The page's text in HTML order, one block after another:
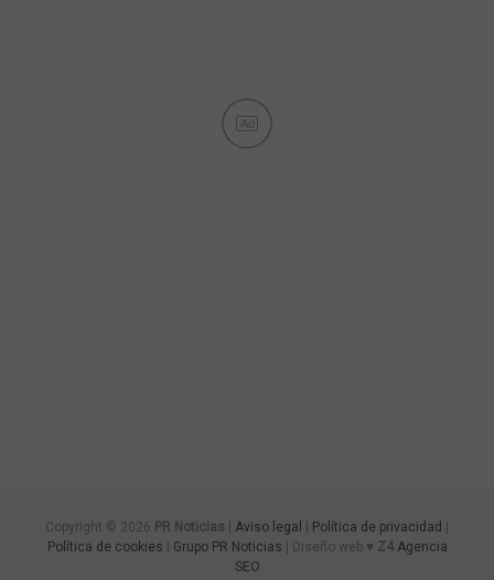
Ad
Copyright © 2026 PR Noticias | Aviso legal | Política de privacidad |
Política de cookies | Grupo PR Noticias | Diseño web ♥ Z4 Agencia
SEO